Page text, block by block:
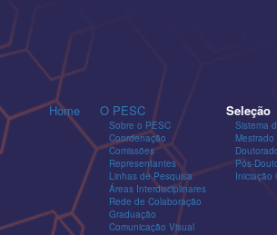
Home O PESC
Sobre o PESC
Coordenação
Comissões
Representantes
Linhas de Pesquisa
Áreas Interdisciplinares
Rede de Colaboração
Graduação
Comunicação Visual
Seleção
Sistema
Mestrado
Pós-
Iniciação